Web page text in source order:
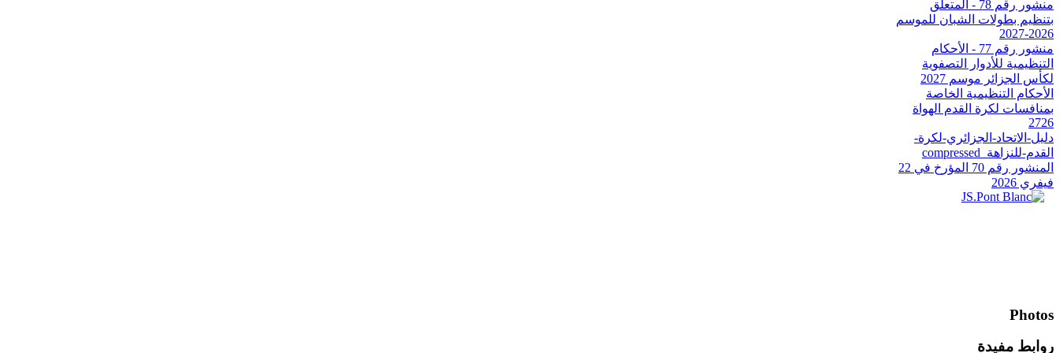
منشور رقم 78 - المتعلق
بتنظيم بطولات الشبان للموسم
2026-2027
منشور رقم 77 - الأحكام
التنظيمية للأدوار التصفوية
لكأس الجزائر موسم 2027
الأحكام التنظيمية الخاصة
بمنافسات لكرة القدم الهواة
2726
دليل-الاتحاد-الجزائري-لكرة-
القدم-للنزاهة_compressed
المنشور رقم 70 المؤرخ في 22
فيفري 2026
Photos
روابط مفيدة